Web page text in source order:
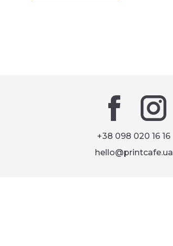
+38 098 020 16 16
hello@printcafe.ua